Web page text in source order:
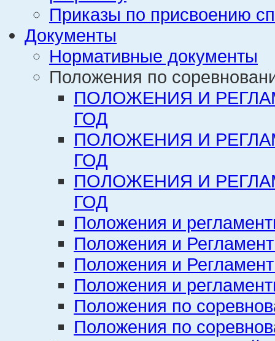
Приказы по присвоению
Документы
Нормативные документы
Положения по
ПОЛОЖЕНИЯ И
ГОД
ПОЛОЖЕНИЯ И
ГОД
ПОЛОЖЕНИЯ И
ГОД
Положения и
Положения и
Положения и
Положения и
Положения по
Положения по